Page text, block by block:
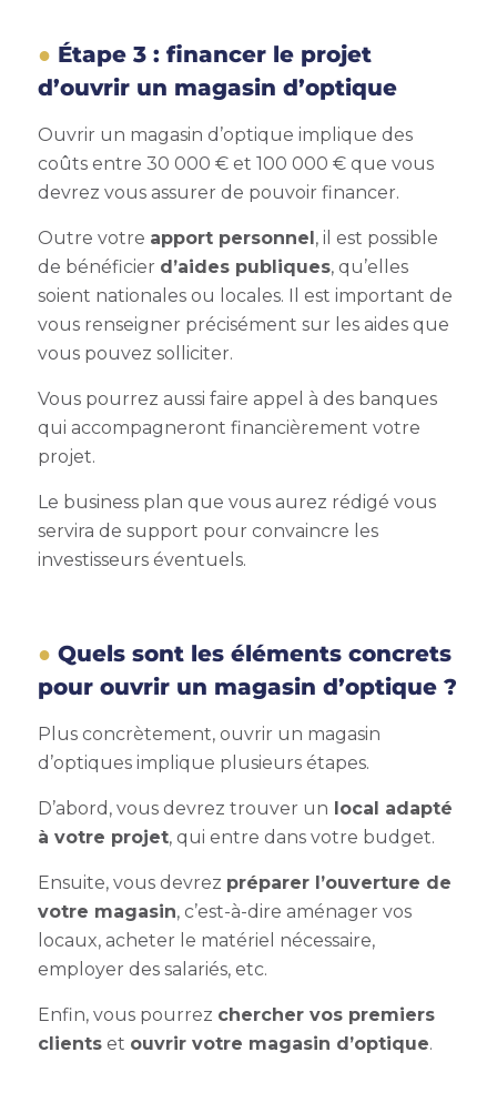
Étape 3 : financer le projet
d’ouvrir un magasin d’optique
Ouvrir un magasin d’optique implique des
coûts entre 30 000 € et 100 000 € que vous
devrez vous assurer de pouvoir financer.
Outre votre apport personnel, il est possible
de bénéficier d’aides publiques, qu’elles
soient nationales ou locales. Il est important de
vous renseigner précisément sur les aides que
vous pouvez solliciter.
Vous pourrez aussi faire appel à des banques
qui accompagneront financièrement votre
projet.
Le business plan que vous aurez rédigé vous
servira de support pour convaincre les
investisseurs éventuels.
Quels sont les éléments concrets
pour ouvrir un magasin d’optique ?
Plus concrètement, ouvrir un magasin
d’optiques implique plusieurs étapes.
D’abord, vous devrez trouver un local adapté
à votre projet, qui entre dans votre budget.
Ensuite, vous devrez préparer l’ouverture de
votre magasin, c’est-à-dire aménager vos
locaux, acheter le matériel nécessaire,
employer des salariés, etc.
Enfin, vous pourrez chercher vos premiers
clientset ouvrir votre magasin d’optique.